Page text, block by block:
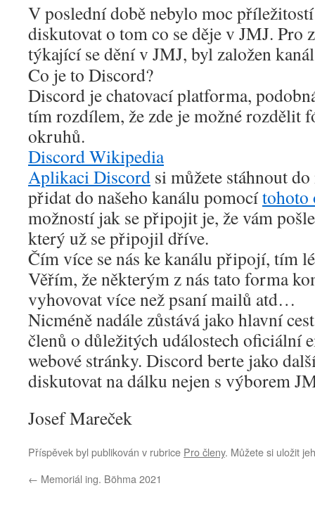
V poslední době nebylo moc příležitostí
diskutovat o tom co se děje v JMJ. Pro
týkající se dění v JMJ, byl založen
Co je to Discord?
Discord je chatovací platforma,
tím rozdílem, že zde je možné rozdělit
okruhů.
Discord Wikipedia
Aplikaci Discord si můžete stáhnout
přidat do našeho kanálu pomocítohoto
možností jak se připojit je, že vám
který už se připojil dříve.
Čím více se nás ke kanálu připojí, tím
Věřím, že některým z nás tato forma
vyhovovat více než psaní mailů atd…
Nicméně nadále zůstává jako hlavní
členů o důležitých událostech oficiální
webové stránky. Discord berte jako
diskutovat na dálku nejen s výborem
Josef Mareček
Příspěvek byl publikován v rubrice Pro členy. Můžete si uložit
← Memoriál ing. Böhma 2021